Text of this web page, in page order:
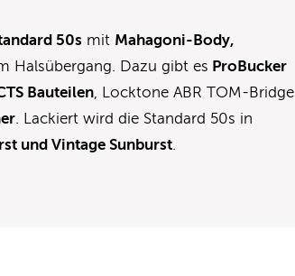
50s mit Mahagoni-Body,
Halsübergang. Dazu gibt es ProBucker
Bauteilen, Locktone ABR TOM-Bridge
. Lackiert wird die Standard 50s in
und Vintage Sunburst.